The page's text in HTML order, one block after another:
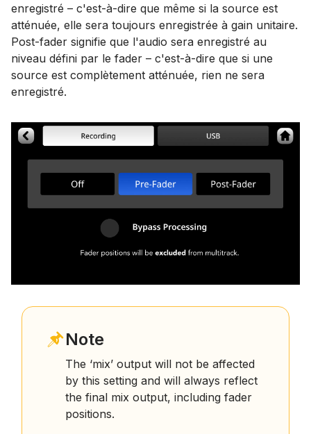
enregistré – c'est-à-dire que même si la source est
atténuée, elle sera toujours enregistrée à gain unitaire.
Post-fader signifie que l'audio sera enregistré au
niveau défini par le fader – c'est-à-dire que si une
source est complètement atténuée, rien ne sera
enregistré.
Note
The ‘mix’ output will not be affected
by this setting and will always reflect
the final mix output, including fader
positions.